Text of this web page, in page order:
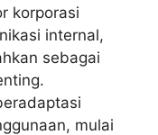
korporasi
internal,
sebagai
mulai